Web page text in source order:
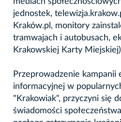
jednostek,
Kraków.pl, monitory
tramwajach i autobusach,
Krakowskiej Karty
Przeprowadzenie kampanii
informacyjnej w
"Krakowiak", przyczyni się
świadomości